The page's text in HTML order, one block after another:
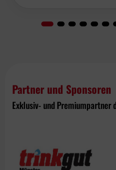
Partner und Sponsoren
Exklusiv- und Premiumpartner